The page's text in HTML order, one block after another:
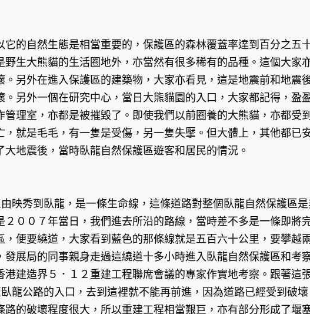
的自然生態是相當重要的，保護區的森林覆蓋率達到百分之五
生大熊貓的生活圈地外，亦當然有很多稀有的品種。這個大家
另外在進入保護區的建築物，大家亦看見，這是地震前和地震
另外一個在研究中心，當日大熊貓園的入口，大家都記得，盈
理室，亦都是被摧毀了。即使我們以前圈養的大熊貓，亦都受
就是毛毛，有一隻是受傷，另一隻失擪。但大體上，其他都已
地震後，當時臥龍自然保護區遊客和居民的情況。
映秀到臥龍，是一條生命線，這條道路對整個臥龍自然保護區
００７年當日，我們進去所沿的路線，當時差不多是一條即將
便要繞道，大家看到藍色的那條線就是五百六十公里，要攀越
展局的同事親身走過這繞道十多小時進入臥龍自然保護區和考
建造界５．１２重建工程聯席會議的專家作實地考察。跟著這
龍公路的入口，去到這裡就不能再前進，因為道路已經受到破
的破壞程度很大，所以重建工程相當艱巨，亦有部分形成了堰